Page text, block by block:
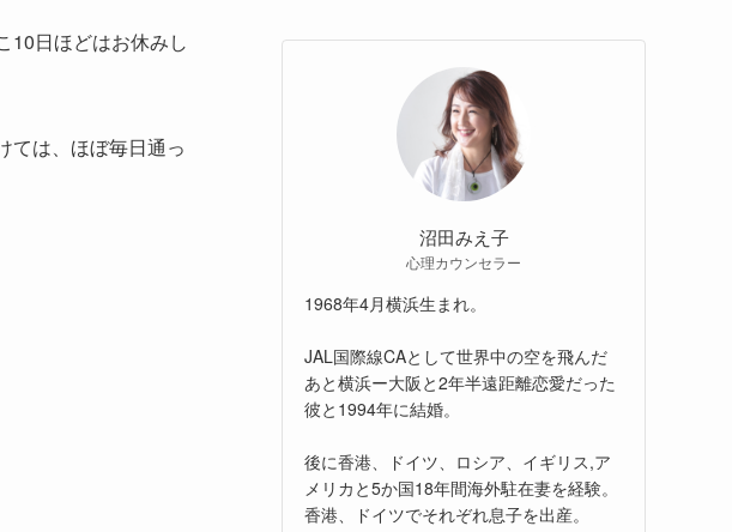
10日ほどはお休みし
ては、ほぼ毎日通っ
沼田みえ子
心理カウンセラー
1968年4月横浜生まれ。
JAL国際線CAとして世界中の空を飛んだ
あと横浜ー大阪と2年半遠距離恋愛だった
彼と1994年に結婚。
後に香港、ドイツ、ロシア、イギリス,ア
メリカと5か国18年間海外駐在妻を経験。
香港、ドイツでそれぞれ息子を出産。